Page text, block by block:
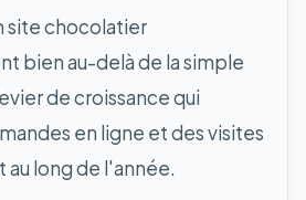
site chocolatier
bien au-delà de la simple
de croissance qui
en ligne et des visites
long de l'année.